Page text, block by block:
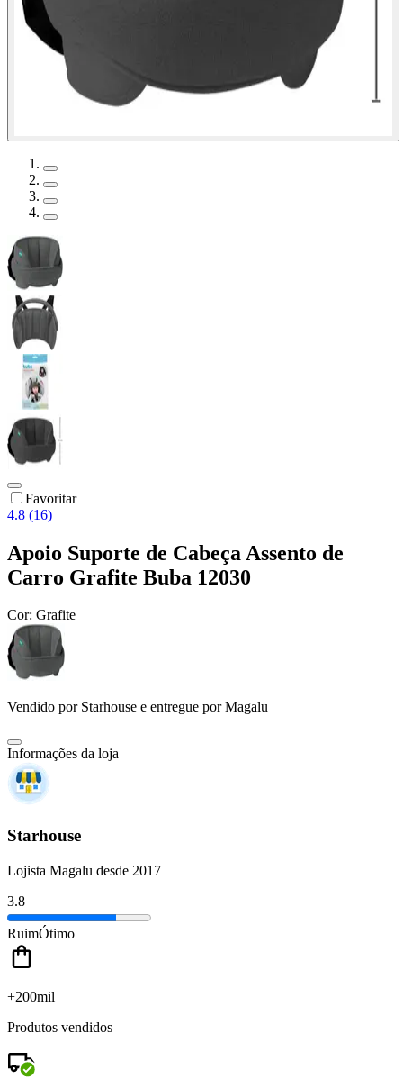
Favoritar
4.8 (16)
Apoio Suporte de Cabeça Assento de
Carro Grafite Buba 12030
Cor: Grafite
Vendido por Starhouse e entregue por Magalu
Informações da loja
Starhouse
Lojista Magalu desde 2017
3.8
RuimÓtimo
+200mil
Produtos vendidos